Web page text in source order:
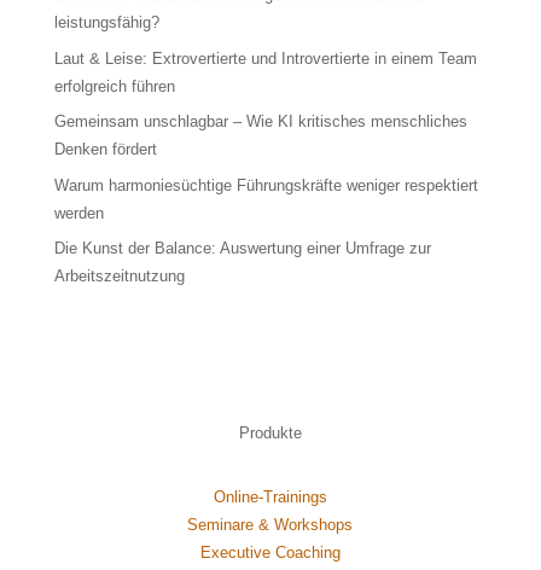
leistungsfähig?
Laut & Leise: Extrovertierte und Introvertierte in einem Team
erfolgreich führen
Gemeinsam unschlagbar – Wie KI kritisches menschliches
Denken fördert
Warum harmoniesüchtige Führungskräfte weniger respektiert
werden
Die Kunst der Balance: Auswertung einer Umfrage zur
Arbeitszeitnutzung
Produkte
Online-Trainings
Seminare & Workshops
Executive Coaching